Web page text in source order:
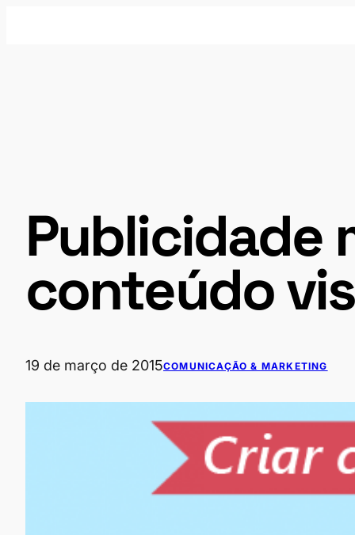
Publicidade
conteúdo
19 de março de 2015COMUNICAÇÃO & MARKETING